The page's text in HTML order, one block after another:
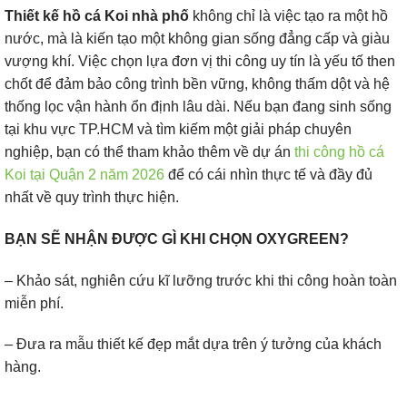
Thiết kế hồ cá Koi nhà phố không chỉ là việc tạo ra một hồ
nước, mà là kiến tạo một không gian sống đẳng cấp và giàu
vượng khí. Việc chọn lựa đơn vị thi công uy tín là yếu tố then
chốt để đảm bảo công trình bền vững, không thấm dột và hệ
thống lọc vận hành ổn định lâu dài. Nếu bạn đang sinh sống
tại khu vực TP.HCM và tìm kiếm một giải pháp chuyên
nghiệp, bạn có thể tham khảo thêm về dự án thi công hồ cá
Koi tại Quận 2 năm 2026 để có cái nhìn thực tế và đầy đủ
nhất về quy trình thực hiện.
BẠN SẼ NHẬN ĐƯỢC GÌ KHI CHỌN OXYGREEN?
– Khảo sát, nghiên cứu kĩ lưỡng trước khi thi công hoàn toàn
miễn phí.
– Đưa ra mẫu thiết kế đẹp mắt dựa trên ý tưởng của khách
hàng.